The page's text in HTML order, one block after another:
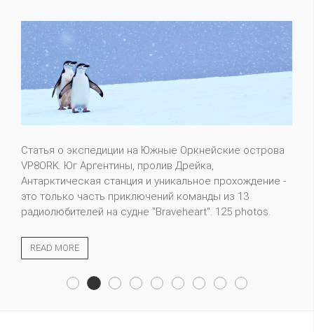
Статья о экспедиции на Южные Оркнейские острова
VP8ORK. Юг Аргентины, пролив Дрейка,
Антарктическая станция и уникальное прохождение -
это только часть приключений команды из 13
радиолюбителей на судне "Braveheart". 125 photos.
READ MORE